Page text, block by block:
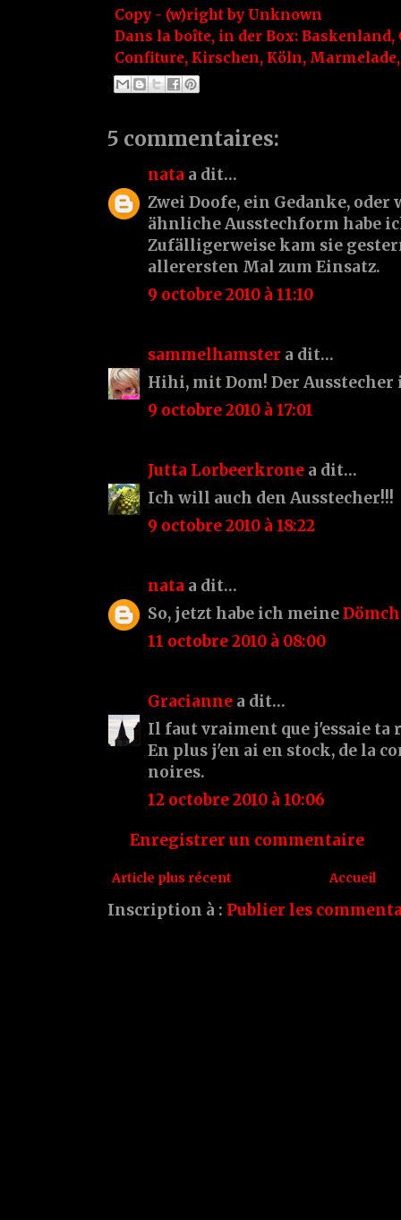
Copy - (w)right by Unknown
Dans la boîte, in der Box: Baskenland,
Confiture, Kirschen, Köln, Marmelade
5 commentaires:
nata a dit…
Zwei Doofe, ein Gedanke, oder
ähnliche Ausstechform habe
Zufälligerweise kam sie
allerersten Mal zum Einsatz.
9 octobre 2010 à 11:10
sammelhamster a dit…
Hihi, mit Dom! Der Ausstecher
9 octobre 2010 à 17:01
Jutta Lorbeerkrone a dit…
Ich will auch den Ausstecher!!!
9 octobre 2010 à 18:22
nata a dit…
So, jetzt habe ich meine
11 octobre 2010 à 08:00
Gracianne a dit…
Il faut vraiment que j'essaie ta
En plus j'en ai en stock, de la
noires.
12 octobre 2010 à 10:06
Enregistrer un commentaire
Article plus récent Accueil
Inscription à : Publier les